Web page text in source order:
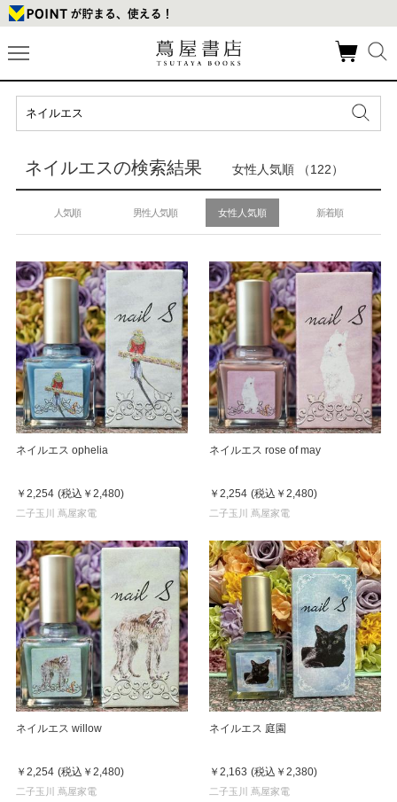
ネイルエスの検索結果 女性人気順 （122）
人気順 男性人気順 女性人気順 新着順
ネイルエス ophelia
￥2,254 (税込 ￥2,480)
二子玉川 蔦屋家電
ネイルエス rose of may
￥2,254 (税込 ￥2,480)
二子玉川 蔦屋家電
ネイルエス willow
￥2,254 (税込 ￥2,480)
二子玉川 蔦屋家電
ネイルエス 庭園
￥2,163 (税込 ￥2,380)
二子玉川 蔦屋家電